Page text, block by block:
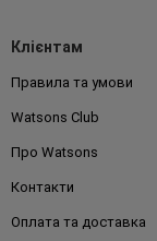
Клієнтам
Правила та умови
Watsons Club
Про Watsons
Контакти
Оплата та доставка